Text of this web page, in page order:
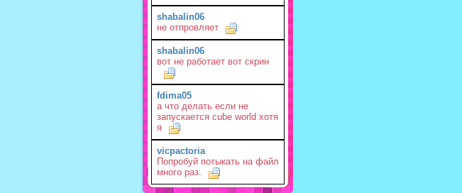
shabalin06
не отпровляет
shabalin06
вот не работает вот скрин
fdima05
а что делать если не
запускается cube world хотя
я
vicpactoria
Попробуй потыкать на файл
много раз.